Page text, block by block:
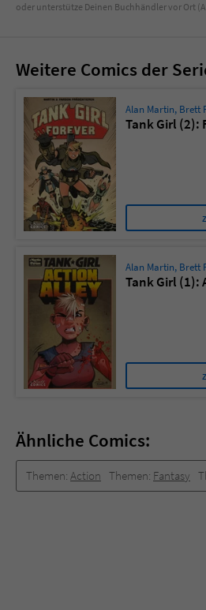
oder unterstütze Deinen Buchhändler vor Ort
Weitere Comics der
Alan Martin, Brett
Tank Girl (2):
Alan Martin, Brett
Tank Girl (1):
Ähnliche Comics:
Themen: Action Themen: Fantasy